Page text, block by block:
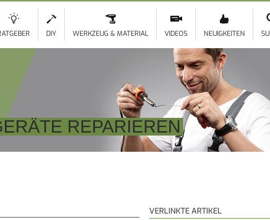
DIY WERKZEUG & MATERIAL VIDEOS NEUIGKEITEN
REPARIEREN
VERLINKTE ARTIKEL